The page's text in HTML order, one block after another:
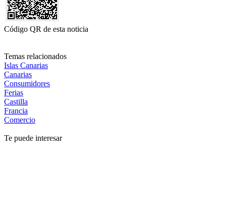
Código QR de esta noticia
Temas relacionados
Islas Canarias
Canarias
Consumidores
Ferias
Castilla
Francia
Comercio
Te puede interesar